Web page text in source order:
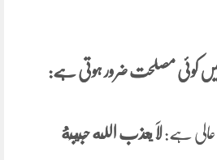
کوئی مصلحت ضرور ہوتی ہے:
عالی ہے:لَا يعذب الله حَبِيبَهُ